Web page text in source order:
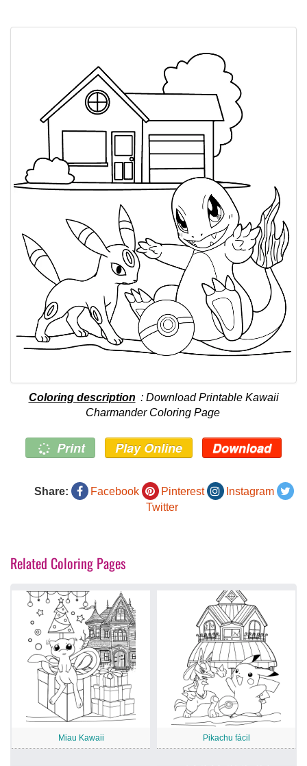
Coloring description : Download Printable Kawaii
Charmander Coloring Page
Print Play Online Download
Share: Facebook Pinterest
Instagram
Twitter
Related Coloring Pages
Miau Kawaii Pikachu fácil